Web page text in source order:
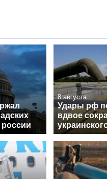
россии
8 августа
Удары рф
вдвое